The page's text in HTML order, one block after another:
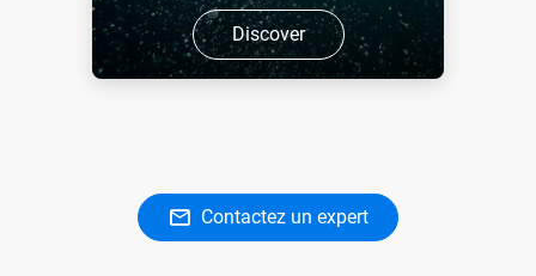
Discover
Contactez un expert